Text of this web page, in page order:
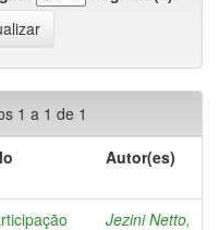
1 a 1 de 1
Autor(es)
Jezini Netto,